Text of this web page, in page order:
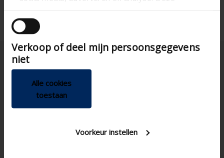
andere informatie die u aan ze heeft verstrekt of
die ze hebben verzameld op basis van uw gebruik
van hun services.
Verkoop of deel mijn persoonsgegevens
niet
Alle cookies
toestaan
Voorkeur instellen
Deutschland